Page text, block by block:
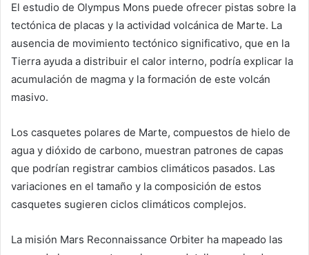
El estudio de Olympus Mons puede ofrecer pistas sobre la
tectónica de placas y la actividad volcánica de Marte. La
ausencia de movimiento tectónico significativo, que en la
Tierra ayuda a distribuir el calor interno, podría explicar la
acumulación de magma y la formación de este volcán
masivo.
Los casquetes polares de Marte, compuestos de hielo de
agua y dióxido de carbono, muestran patrones de capas
que podrían registrar cambios climáticos pasados. Las
variaciones en el tamaño y la composición de estos
casquetes sugieren ciclos climáticos complejos.
La misión Mars Reconnaissance Orbiter ha mapeado las